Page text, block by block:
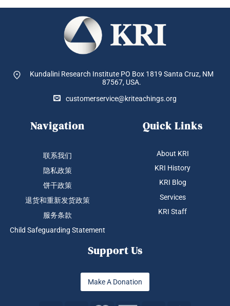
可
上
Kundalini Research Institute PO Box 1819 Santa Cruz, NM
87567, USA.
customerservice@kriteachings.org
Navigation
联系我们
隐私政策
饼干政策
退货和重新发货政策
服务条款
Child Safeguarding Statement
Quick Links
About KRI
KRI History
KRI Blog
Services
KRI Staff
Support Us
Make A Donation